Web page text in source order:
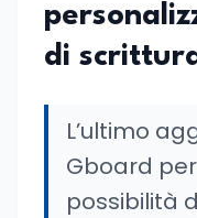
di
L’ultimo
Gboard
possibilità